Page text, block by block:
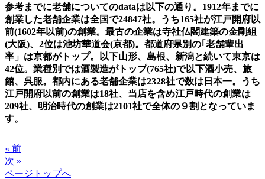
参考までに老舗についてのdataは以下の通り。1912年までに
創業した老舗企業は全国で24847社。うち165社が江戸開府以
前(1602年以前)の創業。最古の企業は寺社仏閣建築の金剛組
(大阪)、2位は池坊華道会(京都)。都道府県別の｢老舗輩出
率」は京都がトップ。以下山形、島根、新潟と続いて東京は
42位。業種別では酒製造がトップ(765社)で以下酒小売、旅
館、呉服。都内にある老舗企業は2328社で数は日本一。うち
江戸開府以前の創業は18社、当店を含め江戸時代の創業は
209社、明治時代の創業は2101社で全体の９割となっていま
す。
« 前
次 »
ページトップへ